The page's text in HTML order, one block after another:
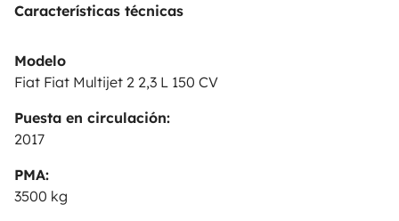
Características técnicas
Modelo
Fiat Fiat Multijet 2 2,3 L 150 CV
Puesta en circulación:
2017
PMA:
3500 kg